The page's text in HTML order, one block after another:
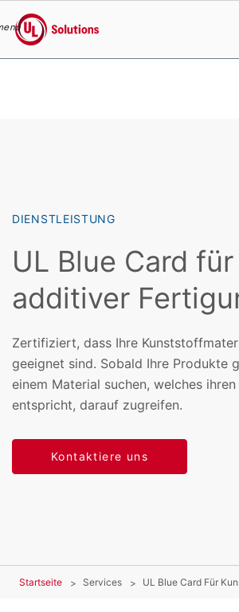
UL Solutions
DIENSTLEISTUNG
UL Blue Card
additiver
Zertifiziert, dass Ihre
geeignet sind. Sobald Ihre Produkte
einem Material suchen, welches
entspricht, darauf zugreifen.
Kontaktiere uns
Startseite Services UL Blue Card Für